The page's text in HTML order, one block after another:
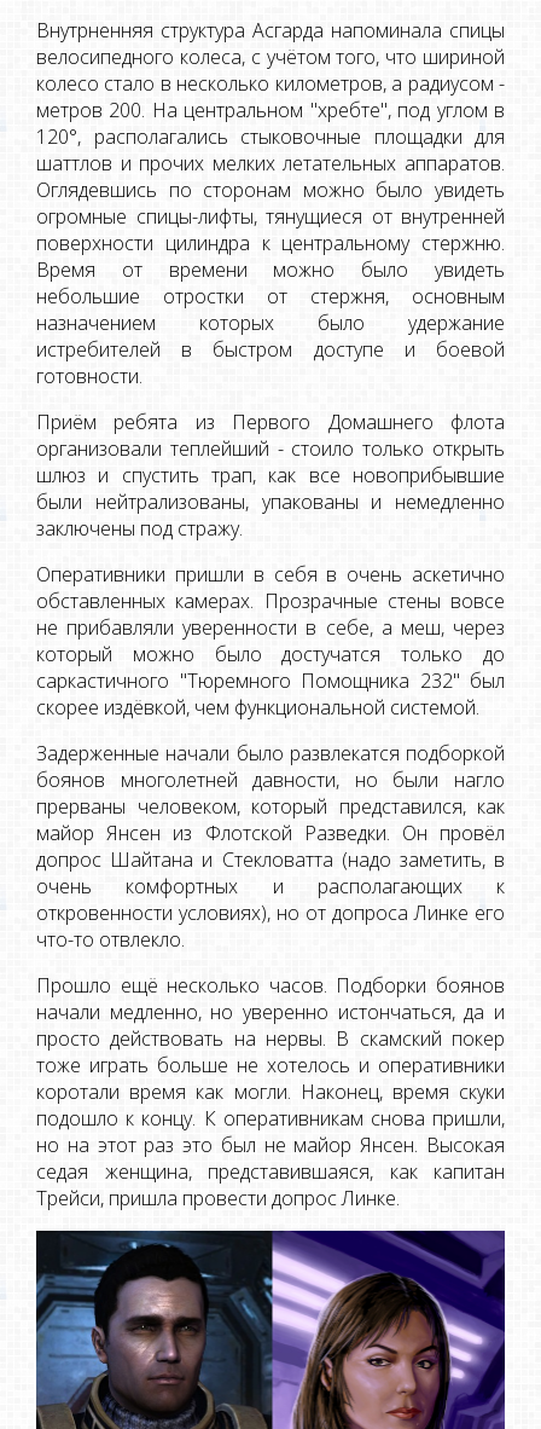
Внутрненняя структура Асгарда напоминала спицы
велосипедного колеса, с учётом того, что шириной
колесо стало в несколько километров, а радиусом -
метров 200. На центральном "хребте", под углом в
120°, располагались стыковочные площадки для
шаттлов и прочих мелких летательных аппаратов.
Оглядевшись по сторонам можно было увидеть
огромные спицы-лифты, тянущиеся от внутренней
поверхности цилиндра к центральному стержню.
Время от времени можно было увидеть
небольшие отростки от стержня, основным
назначением которых было удержание
истребителей в быстром доступе и боевой
готовности.
Приём ребята из Первого Домашнего флота
организовали теплейший - стоило только открыть
шлюз и спустить трап, как все новоприбывшие
были нейтрализованы, упакованы и немедленно
заключены под стражу.
Оперативники пришли в себя в очень аскетично
обставленных камерах. Прозрачные стены вовсе
не прибавляли уверенности в себе, а меш, через
который можно было достучатся только до
саркастичного "Тюремного Помощника 232" был
скорее издёвкой, чем функциональной системой.
Задерженные начали было развлекатся подборкой
боянов многолетней давности, но были нагло
прерваны человеком, который представился, как
майор Янсен из Флотской Разведки. Он провёл
допрос Шайтана и Стекловатта (надо заметить, в
очень комфортных и располагающих к
откровенности условиях), но от допроса Линке его
что-то отвлекло.
Прошло ещё несколько часов. Подборки боянов
начали медленно, но уверенно истончаться, да и
просто действовать на нервы. В скамский покер
тоже играть больше не хотелось и оперативники
коротали время как могли. Наконец, время скуки
подошло к концу. К оперативникам снова пришли,
но на этот раз это был не майор Янсен. Высокая
седая женщина, представившаяся, как капитан
Трейси, пришла провести допрос Линке.